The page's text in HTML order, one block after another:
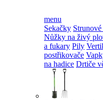
menu
Sekačky
Nůžky na živý
a fukary Pily
postřikovače
na hadice Drtiče